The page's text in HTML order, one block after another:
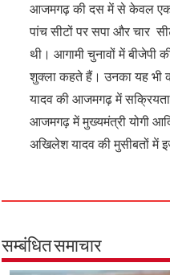
आजमगढ़ की दस में से केवल एक
पांच सीटों पर सपा और चार
थी। आगामी चुनावों में बीजेपी
शुक्ला कहते हैं। उनका यह भी
यादव की आजमगढ़ में सक्रियता
आजमगढ़ में मुख्यमंत्री योगी
अखिलेश यादव की मुसीबतों में
सम्बंधित समाचार